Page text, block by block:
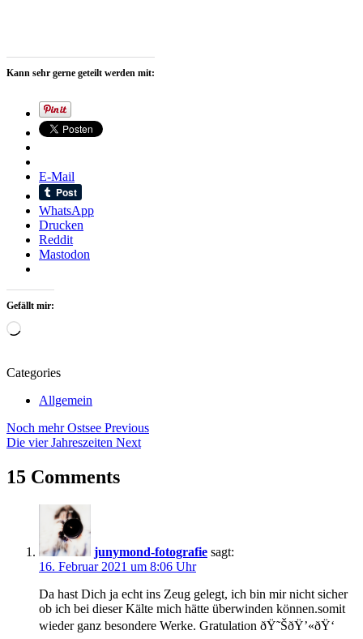
Kann sehr gerne geteilt werden mit:
E-Mail
WhatsApp
Drucken
Reddit
Mastodon
Gefällt mir:
Wird
Categories
Allgemein
Tags
Malen
Atelier
bildende
kunst
Intuitive
Kunst
Kunsthaus
Stove
Kunstpreis
Manuela
Mordhorst
Beitragsnavigation
Noch mehr Ostsee Previous
Die vier Jahreszeiten Next
15 Comments
junymond-fotografie sagt:
16. Februar 2021 um 8:06 Uhr
Da hast Dich ja echt ins Zeug gelegt, ich bin mir nicht sicher
ob ich bei dieser Kälte mich hätte überwinden können.somit
wieder ganz besondere Werke. Gratulation ðŸ˜ŠðŸ’«ðŸ‘